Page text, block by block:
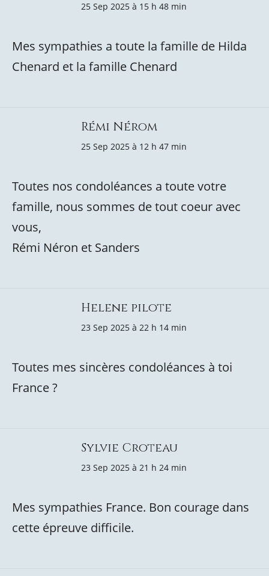
25 Sep 2025 à 15 h 48 min
Mes sympathies a toute la famille de Hilda
Chenard et la famille Chenard
Rémi Nérom
25 Sep 2025 à 12 h 47 min
Toutes nos condoléances a toute votre
famille, nous sommes de tout coeur avec
vous,
Rémi Néron et Sanders
Helene pilote
23 Sep 2025 à 22 h 14 min
Toutes mes sincères condoléances à toi
France ?
Sylvie Croteau
23 Sep 2025 à 21 h 24 min
Mes sympathies France. Bon courage dans
cette épreuve difficile.